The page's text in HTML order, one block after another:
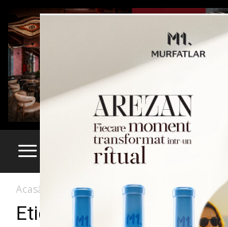
Acasă Etichete Parteneriate
Etichetă: parteneriate